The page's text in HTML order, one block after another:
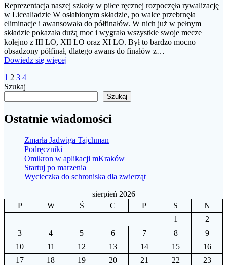
Reprezentacja naszej szkoły w piłce ręcznej rozpoczęła rywalizację
w Licealiadzie W osłabionym składzie, po walce przebrnęła
eliminacje i awansowała do półfinałów. W nich już w pełnym
składzie pokazała dużą moc i wygrała wszystkie swoje mecze
kolejno z III LO, XII LO oraz XI LO. Był to bardzo mocno
obsadzony półfinał, dlatego awans do finałów z…
Dowiedz się więcej
Nawigacja
po
wpisach
Strona
1 Strona
2 Strona
3 Strona
4
Szukaj
Szukaj
Ostatnie wiadomości
Zmarła Jadwiga Tajchman
Podręczniki
Omikron w aplikacji mKraków
Startuj po marzenia
Wycieczka do schroniska dla zwierząt
sierpień 2026
P
W Ś C P S
N
1
2
3
4 5 6 7 8
9
10
11 12 13 14 15
16
17
18 19 20 21 22
23